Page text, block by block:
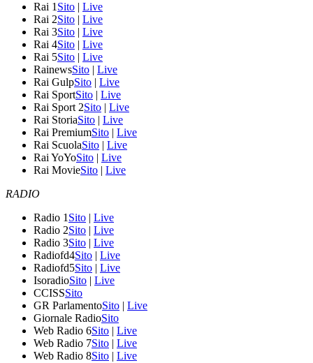
Rai 1 Sito | Live
Rai 2Sito | Live
Rai 3Sito | Live
Rai 4Sito | Live
Rai 5Sito | Live
RainewsSito | Live
Rai GulpSito | Live
Rai SportSito | Live
Rai Sport 2Sito | Live
Rai StoriaSito | Live
Rai PremiumSito | Live
Rai ScuolaSito | Live
Rai YoYoSito | Live
Rai MovieSito | Live
RADIO
Radio 1 Sito | Live
Radio 2Sito | Live
Radio 3Sito | Live
Radiofd4Sito | Live
Radiofd5Sito | Live
IsoradioSito | Live
CCISSSito
GR ParlamentoSito | Live
Giornale RadioSito
Web Radio 6Sito | Live
Web Radio 7Sito | Live
Web Radio 8Sito | Live